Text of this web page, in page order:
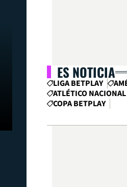
ES NOTICIA
LIGA BETPLAY
ATLÉTICO NACIONAL
COPA BETPLAY